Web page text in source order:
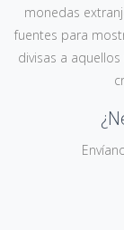
monedas
fuentes para
divisas a